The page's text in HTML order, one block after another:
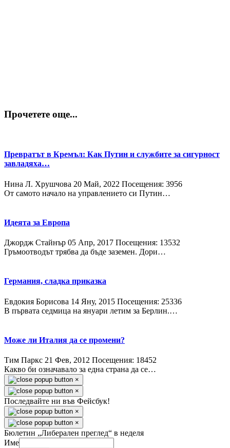
Прочетете още...
Превратът в Кремъл: Как Путин и службите за сигурност
завладяха…
Нина Л. Хрушчова 20 Май, 2022 Посещения: 3956
От самото начало на управлението си Путин…
Идеята за Европа
Джордж Стайнър 05 Апр, 2017 Посещения: 13532
Гръмоотводът трябва да бъде заземен. Дори…
Германия, сладка приказка
Евдокия Борисова 14 Яну, 2015 Посещения: 25336
В първата седмица на януари летим за Берлин.…
Може ли Италия да се промени?
Тим Паркс 21 Фев, 2012 Посещения: 18452
Какво би означавало за една страна да се…
×
×
Последвайте ни във Фейсбук!
×
×
Бюлетин „Либерален преглед“ в неделя
Име